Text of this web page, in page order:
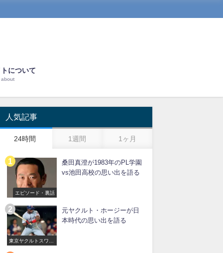
について
about
人気記事
24時間 1週間 1ヶ月
エピソード・裏話
桑田真澄が1983年のPL学園
vs池田高校の思い出を語る
東京ヤクルトスワロ
元ヤクルト・ホージーが日
本時代の思い出を語る